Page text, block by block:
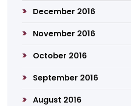
December 2016
November 2016
October 2016
September 2016
August 2016